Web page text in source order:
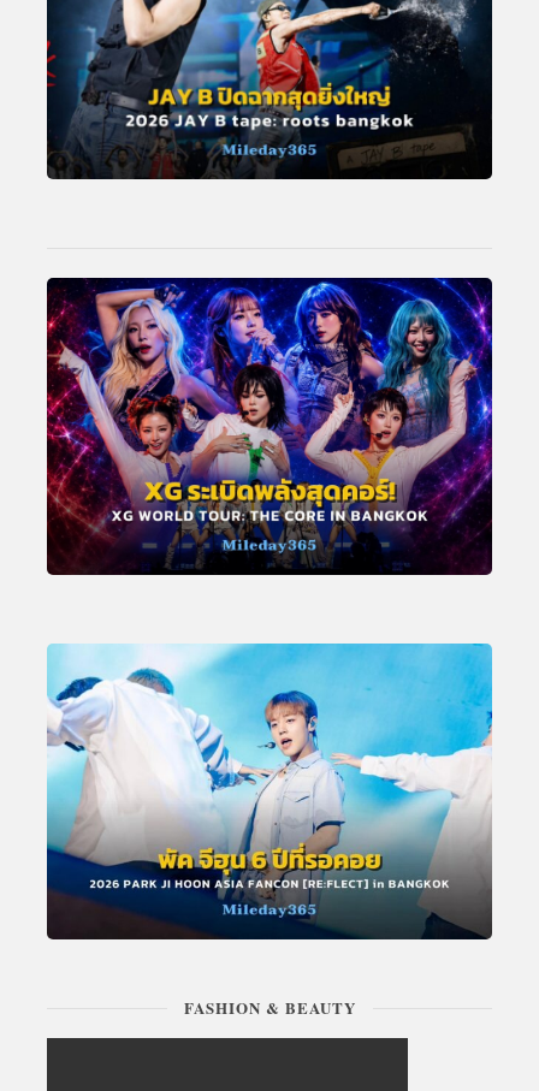
FASHION & BEAUTY